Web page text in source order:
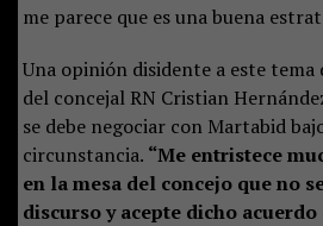
me parece que es una buena
Una opinión disidente a este tema
del concejal RN Cristian
se debe negociar con Martabid
circunstancia. “Me entristece
en la mesa del concejo que no
discurso y acepte dicho